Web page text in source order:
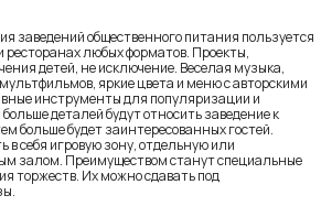
заведений общественного питания пользуется
ресторанах любых форматов. Проекты,
детей, не исключение. Веселая музыка,
яркие цвета и меню с авторскими
инструменты для популяризации и
деталей будут относить заведение к
больше будет заинтересованных гостей.
себя игровую зону, отдельную или
залом. Преимуществом станут специальные
торжеств. Их можно сдавать под